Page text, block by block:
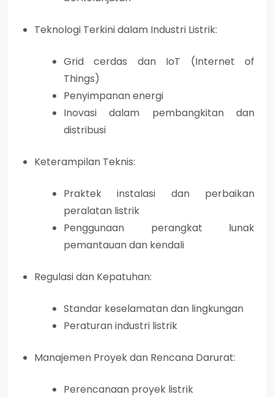
Teknologi Terkini dalam Industri Listrik:
Grid cerdas dan IoT (Internet of
Things)
Penyimpanan energi
Inovasi dalam pembangkitan dan
distribusi
Keterampilan Teknis:
Praktek instalasi dan perbaikan
peralatan listrik
Penggunaan perangkat lunak
pemantauan dan kendali
Regulasi dan Kepatuhan:
Standar keselamatan dan lingkungan
Peraturan industri listrik
Manajemen Proyek dan Rencana Darurat:
Perencanaan proyek listrik